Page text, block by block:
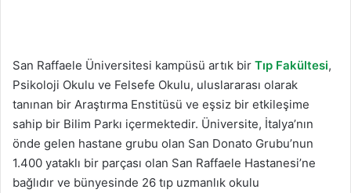
San Raffaele Üniversitesi kampüsü artık bir Tıp Fakültesi,
Psikoloji Okulu ve Felsefe Okulu, uluslararası olarak
tanınan bir Araştırma Enstitüsü ve eşsiz bir etkileşime
sahip bir Bilim Parkı içermektedir. Üniversite, İtalya’nın
önde gelen hastane grubu olan San Donato Grubu’nun
1.400 yataklı bir parçası olan San Raffaele Hastanesi’ne
bağlıdır ve bünyesinde 26 tıp uzmanlık okulu